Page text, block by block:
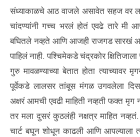
संध्याकाळचे आठ वाजले असावेत सहज वर
चांदण्यांनी गच्च भरलं होतं एवढे तारे मी
बघितले नव्हते आणि आजही राजगड सारखं
पाहिलं नाही. पश्चिमेकडे चंद्रकोर क्षितिजाला
गुरु मावळण्याच्या बेतात होता त्याच्यावर
पूर्वेकडे लालसर तांबूस मंगळ उगवलेला
अक्षरं आमची एवढी माहिती नव्हती फक्त मृग
तर मला दुसरं कुठलंही नक्षत्र माहित
चार्ट बघून शोधून काढली आणि आपल्याला